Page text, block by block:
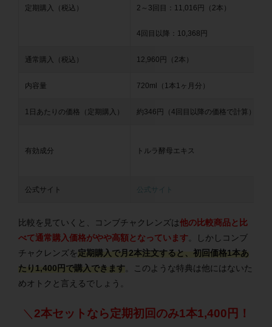
定期購入（税込） 2～3回目：11,016円（2本）
4回目以降：10,368円
通常購入（税込） 12,960円（2本）
内容量 720ml（1本1ヶ月分）
1日あたりの価格（定期購入） 約346円（4回目以降の価格で計算）
有効成分 トルラ酵母エキス
公式サイト 公式サイト
比較を見ていくと、コンブチャクレンズは他の比較商品と比
べて通常購入価格がやや高額となっています 。しかしコンブ
チャクレンズを定期購入で月2本注文すると、初回価格1本あ
たり 1,400 円で購入できます 。このような特典は他にはないた
めオトクと言えるでしょう。
＼ 2本セットなら定期初回のみ1本1,400円！